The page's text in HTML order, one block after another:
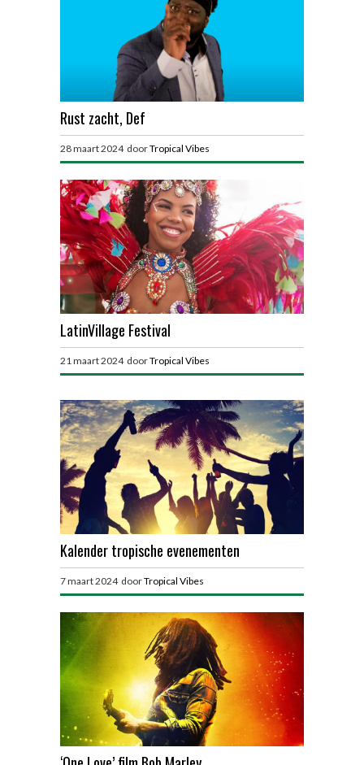
Rust zacht, Def
28 maart 2024 doorTropical Vibes
LatinVillage Festival
21 maart 2024 doorTropical Vibes
Kalender tropische evenementen
7 maart 2024 doorTropical Vibes